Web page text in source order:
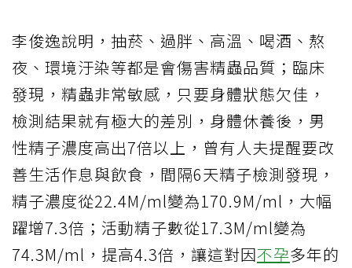
李俊逸說明，抽菸、過胖、高溫、喝酒、熬
夜、環境汙染等都是會傷害精蟲品質；臨床
發現，精蟲非常敏感，只要身體狀態欠佳，
檢測結果就有極大的差別，身體休養後，男
性精子濃度高出7倍以上，曾有人夫提醒要改
善生活作息與飲食，間隔6天精子檢測發現，
精子濃度從22.4M/ml變為170.9M/ml，大幅
躍增7.3倍；活動精子數從17.3M/ml變為
74.3M/ml，提高4.3倍，讓這對因不孕多年的